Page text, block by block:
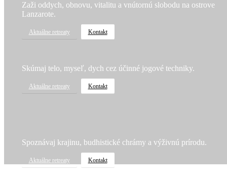
Zaži oddych, obnovu, vitalitu a vnútornú slobodu na ostrove
Lanzarote.
Aktuálne retreaty Kontakt
Skúmaj telo, myseľ, dych cez účinné jogové techniky.
Aktuálne retreaty Kontakt
Spoznávaj krajinu, budhistické chrámy a výživnú prírodu.
Aktuálne retreaty Kontakt